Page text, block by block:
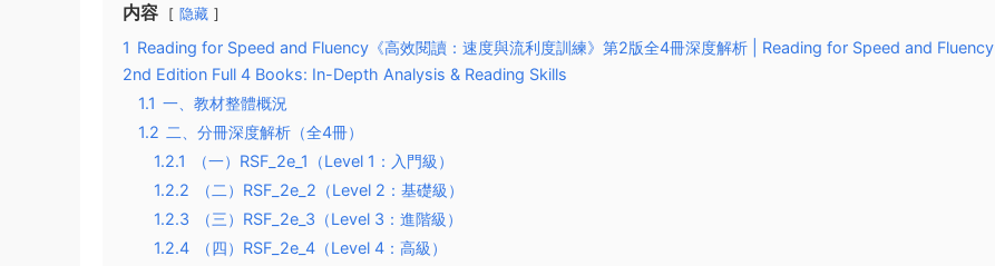
内容 隐藏
1 Reading for Speed and Fluency《高效閱讀：速度與流利度訓練》第2版全4冊深度解析 | Reading for Speed and Fluency
2nd Edition Full 4 Books: In-Depth Analysis & Reading Skills
1.1 一、教材整體概況
1.2 二、分冊深度解析（全4冊）
1.2.1
（一）RSF_2e_1（Level 1：入門級）
1.2.2
（二）RSF_2e_2（Level 2：基礎級）
1.2.3
（三）RSF_2e_3（Level 3：進階級）
1.2.4
（四）RSF_2e_4（Level 4：高級）